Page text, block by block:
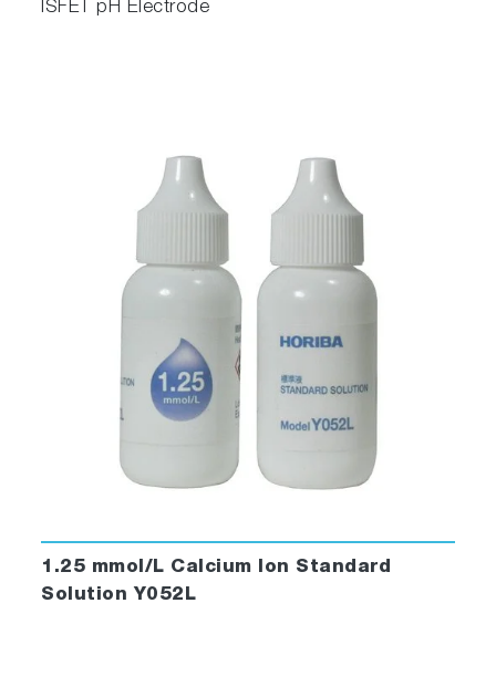
ISFET pH Electrode
1.25 mmol/L Calcium Ion Standard
Solution Y052L